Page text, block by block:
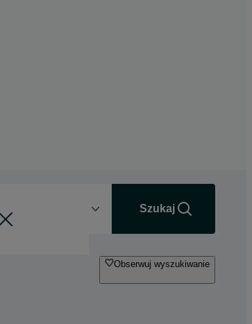
Szukaj
Obserwuj wyszukiwanie